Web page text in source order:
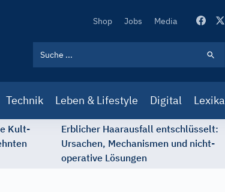
Secondary
Shop Jobs Media
Technik Leben & Lifestyle Digital Lexika
Kult-
Erblicher Haarausfall entschlüsselt:
Ursachen, Mechanismen und nicht-
operative Lösungen